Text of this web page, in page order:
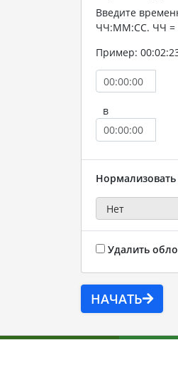
Введите
ЧЧ:ММ:СС. ЧЧ =
Пример:
в
Удалить
НАЧАТЬ